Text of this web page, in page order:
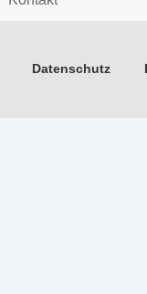
Datenschutz